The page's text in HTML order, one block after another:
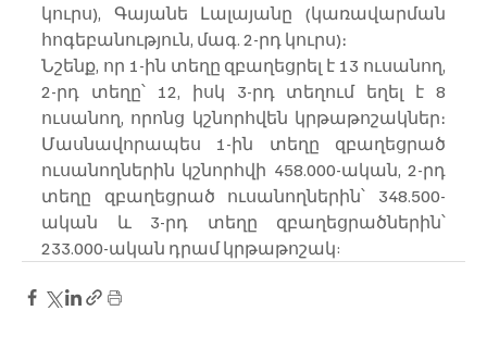
կուրս), Գայանե Լալայանը (կառավարման
հոգեբանություն, մագ. 2-րդ կուրս)։
Նշենք, որ 1-ին տեղը զբաղեցրել է 13 ուսանող,
2-րդ տեղը՝ 12, իսկ 3-րդ տեղում եղել է 8
ուսանող, որոնց կշնորհվեն կրթաթոշակներ։
Մասնավորապես 1-ին տեղը զբաղեցրած
ուսանողներին կշնորհվի 458.000-ական, 2-րդ
տեղը զբաղեցրած ուսանողներին՝ 348.500-
ական և 3-րդ տեղը զբաղեցրածներին՝
233.000-ական դրամ կրթաթոշակ: